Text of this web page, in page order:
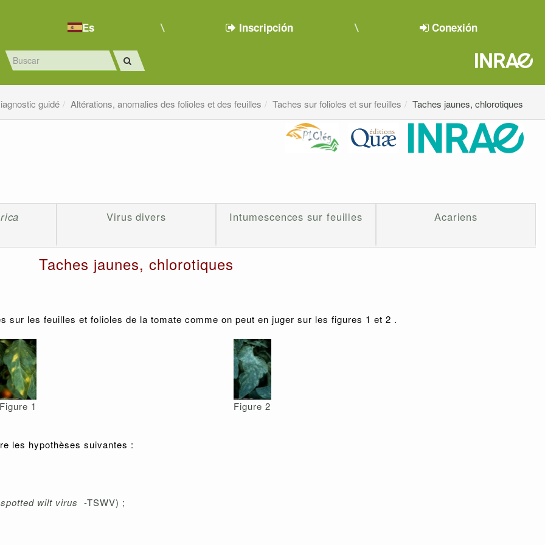
Es Inscripción Conexión
guidé Altérations, anomalies des folioles et des feuilles Taches sur folioles et sur feuilles Taches jaunes, chlorotiques
Virus divers Intumescences sur feuilles Acariens
Taches jaunes, chlorotiques
sur les feuilles et folioles de la tomate comme on peut en juger sur les figures 1 et 2 .
Figure 1 Figure 2
les hypothèses suivantes :
wilt virus -TSWV) ;